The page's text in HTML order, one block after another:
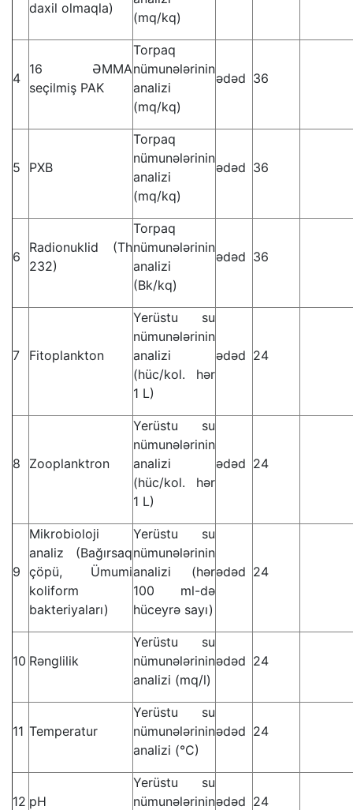
daxil olmaqla)
(mq/kq)
4
16 ƏMMA
seçilmiş PAK
Torpaq
nümunələrinin
analizi
(mq/kq)
ədəd 36
5 PХB
Torpaq
nümunələrinin
analizi
(mq/kq)
ədəd 36
6
Radionuklid (Th
232)
Torpaq
nümunələrinin
analizi
(Bk/kq)
ədəd 36
7 Fitoplankton
Yerüstu su
nümunələrinin
analizi
(hüc/kol. hər
1 L)
ədəd 24
8 Zooplanktron
Yerüstu su
nümunələrinin
analizi
(hüc/kol. hər
1 L)
ədəd 24
9
Mikrobioloji
analiz (Bağırsaq
çöpü, Ümumi
koliform
bakteriyaları)
Yerüstu su
nümunələrinin
analizi (hər
100 ml-də
hüceyrə sayı)
ədəd 24
10 Rənglilik
Yerüstu su
nümunələrinin
analizi (mq/l)
ədəd 24
11 Temperatur
Yerüstu su
nümunələrinin
analizi (°C)
ədəd 24
12 pH
Yerüstu su
nümunələrininədəd 24